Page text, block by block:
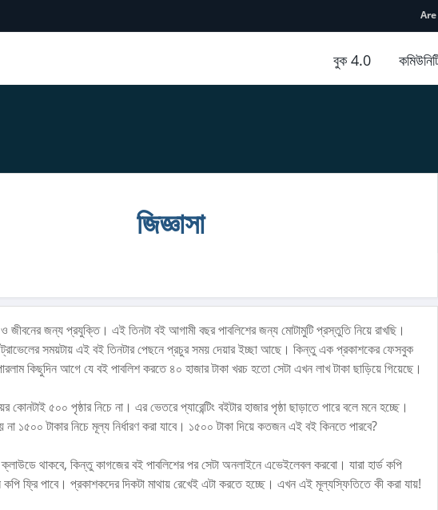
বুক 4.0
জিজ্ঞাসা
ও জীবনের জন্য প্রযুক্তি। এই তিনটা বই আগামী বছর পাবলিশের জন্য মোটামুটি প্রস্তুতি নিয়ে রাখছি।
সময়টায় এই বই তিনটার পেছনে প্রচুর সময় দেয়ার ইচ্ছা আছে। কিন্তু এক প্রকাশকের ফেসবুক
কিছুদিন আগে যে বই পাবলিশ করতে ৪০ হাজার টাকা খরচ হতো সেটা এখন লাখ টাকা ছাড়িয়ে গিয়েছে।
কোনটাই ৫০০ পৃষ্ঠার নিচে না। এর ভেতরে প্যারেন্টিং বইটার হাজার পৃষ্ঠা ছাড়াতে পারে বলে মনে হচ্ছে।
১৫০০ টাকার নিচে মূল্য নির্ধারণ করা যাবে। ১৫০০ টাকা দিয়ে কতজন এই বই কিনতে পারবে?
ক্লাউডে থাকবে, কিন্তু কাগজের বই পাবলিশের পর সেটা অনলাইনে এভেইলেবল করবো। যারা হার্ড কপি
কপি ফ্রি পাবে। প্রকাশকদের দিকটা মাথায় রেখেই এটা করতে হচ্ছে। এখন এই মূল্যস্ফিতিতে কী করা যায়!